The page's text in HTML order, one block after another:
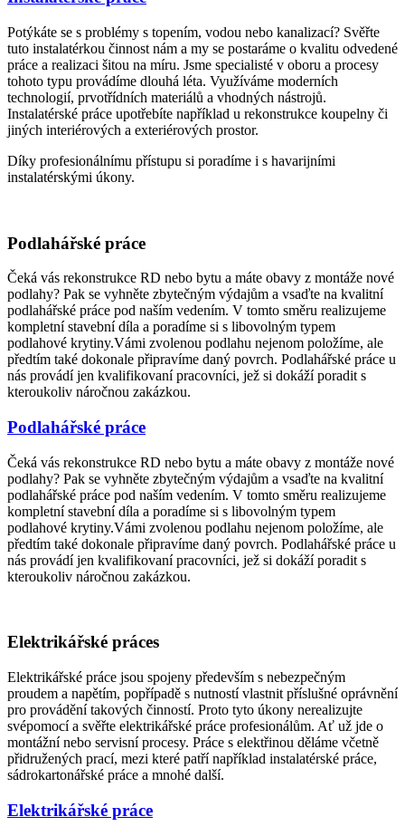
Potýkáte se s problémy s topením, vodou nebo kanalizací? Svěřte
tuto instalatérkou činnost nám a my se postaráme o kvalitu odvedené
práce a realizaci šitou na míru. Jsme specialisté v oboru a procesy
tohoto typu provádíme dlouhá léta. Využíváme moderních
technologií, prvotřídních materiálů a vhodných nástrojů.
Instalatérské práce upotřebíte například u rekonstrukce koupelny či
jiných interiérových a exteriérových prostor.
Díky profesionálnímu přístupu si poradíme i s havarijními
instalatérskými úkony.
Podlahářské práce
Čeká vás rekonstrukce RD nebo bytu a máte obavy z montáže nové
podlahy? Pak se vyhněte zbytečným výdajům a vsaďte na kvalitní
podlahářské práce pod naším vedením. V tomto směru realizujeme
kompletní stavební díla a poradíme si s libovolným typem
podlahové krytiny.Vámi zvolenou podlahu nejenom položíme, ale
předtím také dokonale připravíme daný povrch. Podlahářské práce u
nás provádí jen kvalifikovaní pracovníci, jež si dokáží poradit s
kteroukoliv náročnou zakázkou.
Podlahářské práce
Čeká vás rekonstrukce RD nebo bytu a máte obavy z montáže nové
podlahy? Pak se vyhněte zbytečným výdajům a vsaďte na kvalitní
podlahářské práce pod naším vedením. V tomto směru realizujeme
kompletní stavební díla a poradíme si s libovolným typem
podlahové krytiny.Vámi zvolenou podlahu nejenom položíme, ale
předtím také dokonale připravíme daný povrch. Podlahářské práce u
nás provádí jen kvalifikovaní pracovníci, jež si dokáží poradit s
kteroukoliv náročnou zakázkou.
Elektrikářské práces​
Elektrikářské práce jsou spojeny především s nebezpečným
proudem a napětím, popřípadě s nutností vlastnit příslušné oprávnění
pro provádění takových činností. Proto tyto úkony nerealizujte
svépomocí a svěřte elektrikářské práce profesionálům. Ať už jde o
montážní nebo servisní procesy. Práce s elektřinou děláme včetně
přidružených prací, mezi které patří například instalatérské práce,
sádrokartonářské práce a mnohé další.
Elektrikářské práce